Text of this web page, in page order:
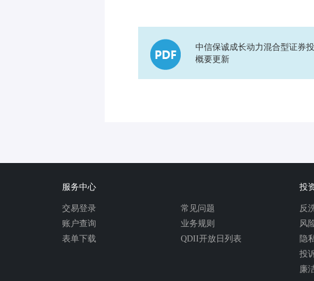
中信保诚成长动力混合型证券
概要更新
服务中心
交易登录
账户查询
表单下载
常见问题
业务规则
QDII开放日列表
投
反
风
隐
投
廉